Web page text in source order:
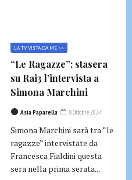
LA TV VISTA DA ME >>
“Le Ragazze”: stasera
su Rai3 l’intervista a
Simona Marchini
Asia Paparella 8 Ottobre 2024
Simona Marchini sarà tra “le
ragazze” intervistate da
Francesca Fialdini questa
sera nella prima serata...